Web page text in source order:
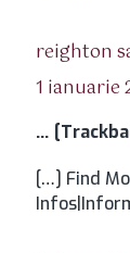
reighton
1 ianuarie
…
[…] Find